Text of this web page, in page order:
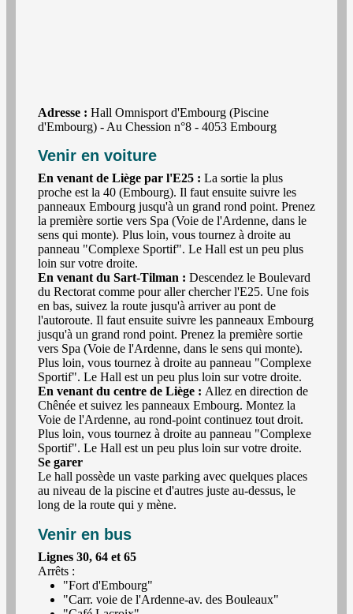
Adresse : Hall Omnisport d'Embourg (Piscine
d'Embourg) - Au Chession n°8 - 4053 Embourg
Venir en voiture
En venant de Liège par l'E25 : La sortie la plus
proche est la 40 (Embourg). Il faut ensuite suivre les
panneaux Embourg jusqu'à un grand rond point. Prenez
la première sortie vers Spa (Voie de l'Ardenne, dans le
sens qui monte). Plus loin, vous tournez à droite au
panneau "Complexe Sportif". Le Hall est un peu plus
loin sur votre droite.
En venant du Sart-Tilman : Descendez le Boulevard
du Rectorat comme pour aller chercher l'E25. Une fois
en bas, suivez la route jusqu'à arriver au pont de
l'autoroute. Il faut ensuite suivre les panneaux Embourg
jusqu'à un grand rond point. Prenez la première sortie
vers Spa (Voie de l'Ardenne, dans le sens qui monte).
Plus loin, vous tournez à droite au panneau "Complexe
Sportif". Le Hall est un peu plus loin sur votre droite.
En venant du centre de Liège : Allez en direction de
Chênée et suivez les panneaux Embourg. Montez la
Voie de l'Ardenne, au rond-point continuez tout droit.
Plus loin, vous tournez à droite au panneau "Complexe
Sportif". Le Hall est un peu plus loin sur votre droite.
Se garer
Le hall possède un vaste parking avec quelques places
au niveau de la piscine et d'autres juste au-dessus, le
long de la route qui y mène.
Venir en bus
Lignes 30, 64 et 65
Arrêts :
"Fort d'Embourg"
"Carr. voie de l'Ardenne-av. des Bouleaux"